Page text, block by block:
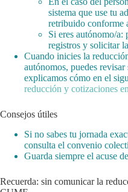
sistema que use tu
retribuido conforme
Si eres autónomo/a:
registros y solicitar
Cuando inicies la
autónomos, puedes
explicamos cómo en el
reducción y cotizaciones
Consejos útiles
Si no sabes tu jornada
consulta el convenio
Guarda siempre el acuse
Recuerda: sin comunicar la